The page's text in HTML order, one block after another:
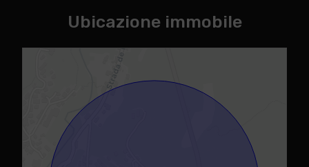
Ubicazione immobile